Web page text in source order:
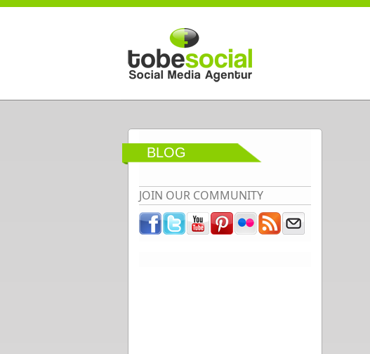
Direkt zum Inhalt
BLOG
JOIN OUR COMMUNITY